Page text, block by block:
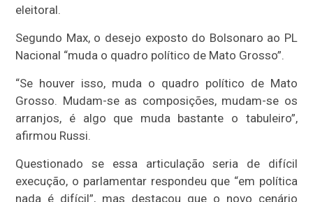
eleitoral.
Segundo Max, o desejo exposto do Bolsonaro ao PL
Nacional “muda o quadro político de Mato Grosso”.
“Se houver isso, muda o quadro político de Mato
Grosso. Mudam-se as composições, mudam-se os
arranjos, é algo que muda bastante o tabuleiro”,
afirmou Russi.
Questionado se essa articulação seria de difícil
execução, o parlamentar respondeu que “em política
nada é difícil”, mas destacou que o novo cenário